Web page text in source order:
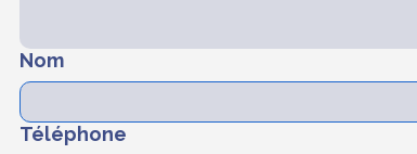
Nom
Téléphone